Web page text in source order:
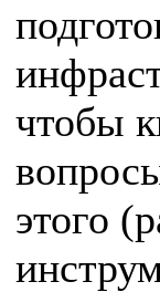
чтобы
этого